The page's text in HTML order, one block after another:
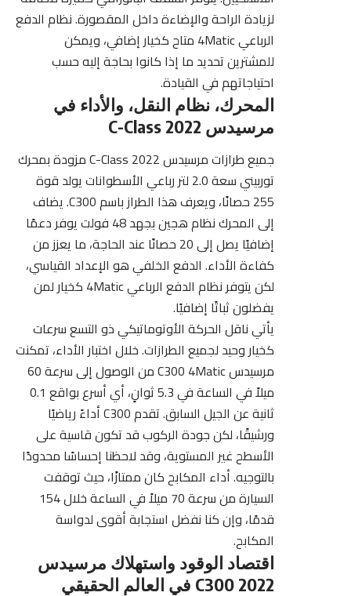
لزيادة الراحة والإضاءة داخل المقصورة. نظام الدفع
الرباعي 4Matic متاح كخيار إضافي، ويمكن
للمشترين تحديد ما إذا كانوا بحاجة إليه حسب
احتياجاتهم في القيادة.
المحرك، نظام النقل، والأداء في
مرسيدس C-Class 2022
جميع طرازات مرسيدس C-Class 2022 مزودة بمحرك
توربيني سعة 2.0 لتر رباعي الأسطوانات يولد قوة
255 حصانًا، ويعرف هذا الطراز باسم C300. يضاف
إلى المحرك نظام هجين بجهد 48 فولت يوفر دعمًا
إضافيًا يصل إلى 20 حصانًا عند الحاجة، ما يعزز من
كفاءة الأداء. الدفع الخلفي هو الإعداد القياسي،
لكن يتوفر نظام الدفع الرباعي 4Matic كخيار لمن
يفضلون ثباتًا إضافيًا.
يأتي ناقل الحركة الأوتوماتيكي ذو التسع سرعات
كخيار وحيد لجميع الطرازات. خلال اختبار الأداء، تمكنت
مرسيدس C300 4Matic من الوصول إلى سرعة 60
ميلاً في الساعة في 5.3 ثوانٍ، أي أسرع بواقع 0.1
ثانية عن الجيل السابق. تقدم C300 أداءً رياضيًا
ورشيقًا، لكن جودة الركوب قد تكون قاسية على
الأسطح غير المستوية، وقد لاحظنا إحساسًا محدودًا
بالتوجيه. أداء المكابح كان ممتازًا، حيث توقفت
السيارة من سرعة 70 ميلاً في الساعة خلال 154
قدمًا، وإن كنا نفضل استجابة أقوى لدواسة
المكابح.
اقتصاد الوقود واستهلاك مرسيدس
C300 2022 في العالم الحقيقي